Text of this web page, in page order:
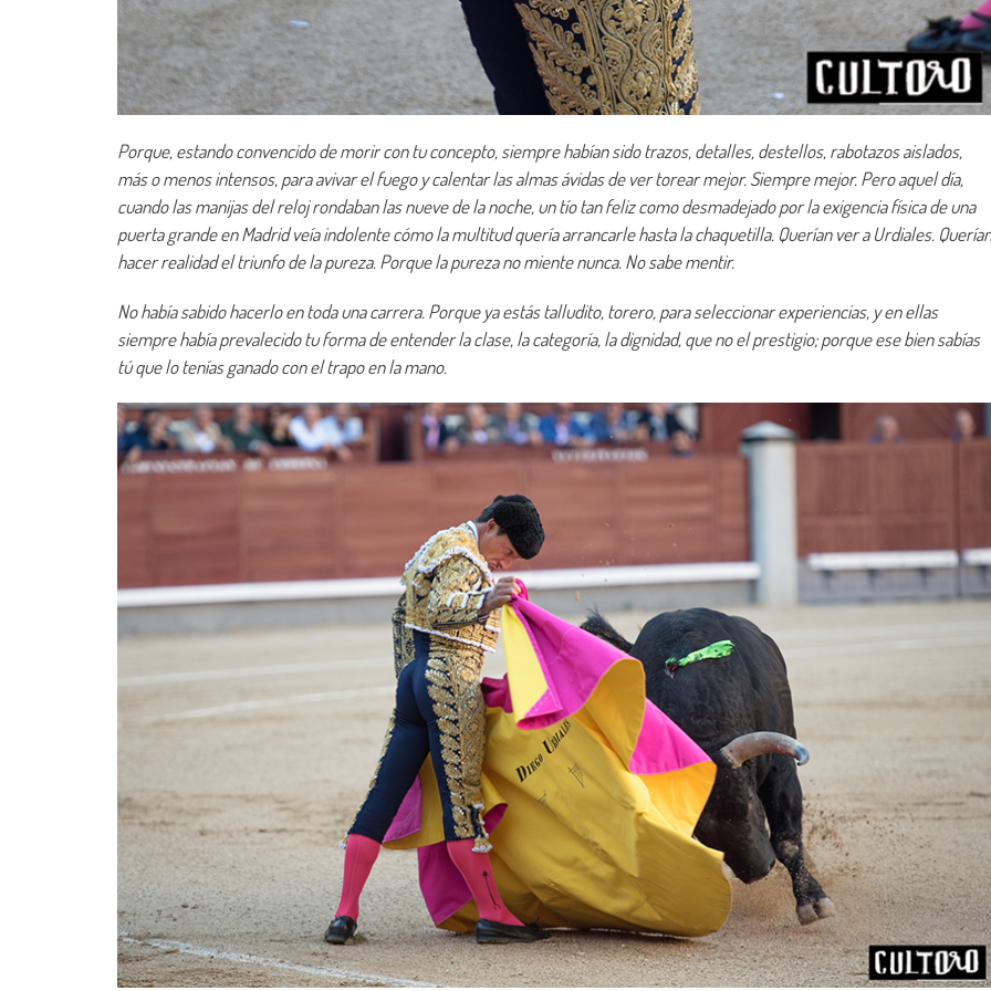
Porque, estando convencido de morir con tu concepto, siempre habían sido trazos, detalles, destellos, rabotazos aislados,
más o menos intensos, para avivar el fuego y calentar las almas ávidas de ver torear mejor. Siempre mejor. Pero aquel día,
cuando las manijas del reloj rondaban las nueve de la noche, un tío tan feliz como desmadejado por la exigencia física de una
puerta grande en Madrid veía indolente cómo la multitud quería arrancarle hasta la chaquetilla. Querían ver a Urdiales. Querían
hacer realidad el triunfo de la pureza. Porque la pureza no miente nunca. No sabe mentir.
No había sabido hacerlo en toda una carrera. Porque ya estás talludito, torero, para seleccionar experiencias, y en ellas
siempre había prevalecido tu forma de entender la clase, la categoría, la dignidad, que no el prestigio; porque ese bien sabías
tú que lo tenías ganado con el trapo en la mano.